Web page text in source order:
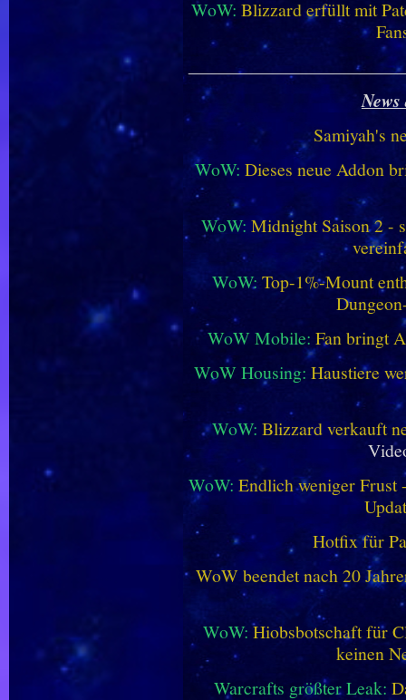
WoW: Blizzard erfüllt mit
Samiyah's
WoW: Dieses neue Addon
WoW:Midnight Saison 2 -
WoW: Top-1%-Mount
WoW Mobile: Fan bringt
WoW Housing: Haustiere
WoW: Blizzard verkauft
WoW: Endlich weniger
Hotfix für
WoW beendet nach 20
WoW: Hiobsbotschaft für
keinen
Warcrafts größter Leak: